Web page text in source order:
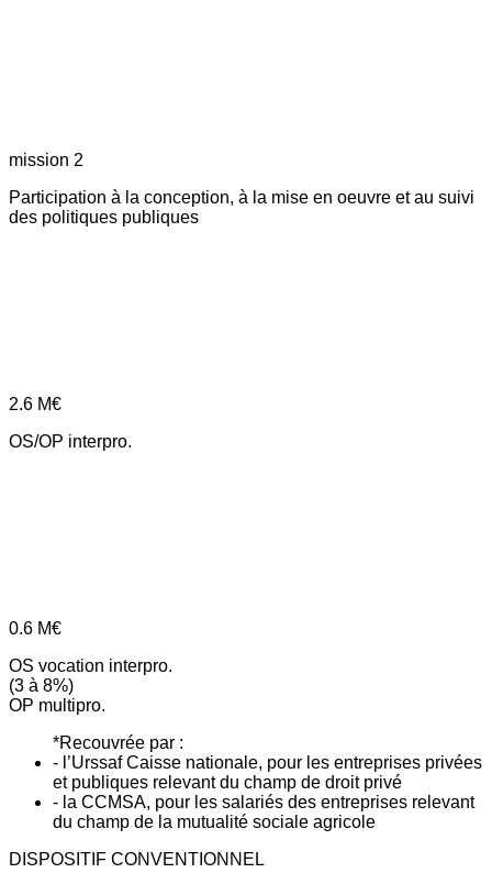
mission 2
Participation à la conception, à la mise en oeuvre et au suivi
des politiques publiques
2.6 M€
OS/OP interpro.
0.6 M€
OS vocation interpro.
(3 à 8%)
OP multipro.
*Recouvrée par :
- l’Urssaf Caisse nationale, pour les entreprises privées
et publiques relevant du champ de droit privé
- la CCMSA, pour les salariés des entreprises relevant
du champ de la mutualité sociale agricole
DISPOSITIF CONVENTIONNEL